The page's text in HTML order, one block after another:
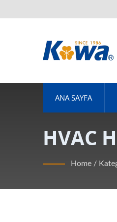
ANA SAYFA
HVAC
Home /